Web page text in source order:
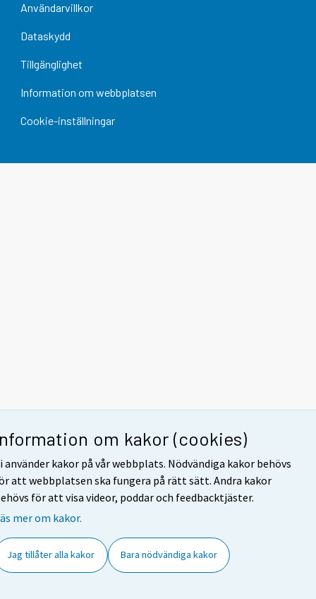
om kakor (cookies)
använder kakor på vår webbplats. Nödvändiga kakor behövs
att webbplatsen ska fungera på rätt sätt. Andra kakor
för att visa videor, poddar och feedbacktjäster.
mer om kakor.
Jag tillåter alla kakor Bara nödvändiga kakor
Användarvillkor
Dataskydd
Tillgänglighet
Information om webbplatsen
Cookie-inställningar